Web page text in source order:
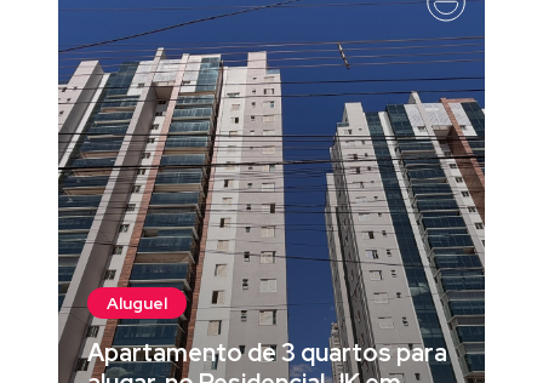
Aluguel
Apartamento de 3 quartos para